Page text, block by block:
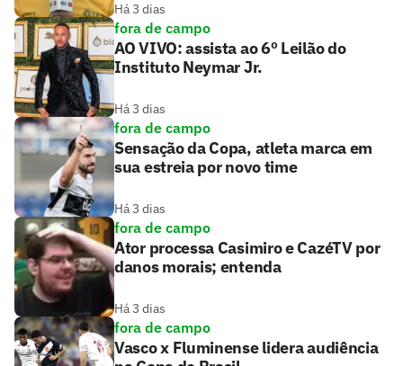
Há 3 dias
fora de campo
AO VIVO: assista ao 6º Leilão do
Instituto Neymar Jr.
Há 3 dias
fora de campo
Sensação da Copa, atleta marca em
sua estreia por novo time
Há 3 dias
fora de campo
Ator processa Casimiro e CazéTV por
danos morais; entenda
Há 3 dias
fora de campo
Vasco x Fluminense lidera audiência